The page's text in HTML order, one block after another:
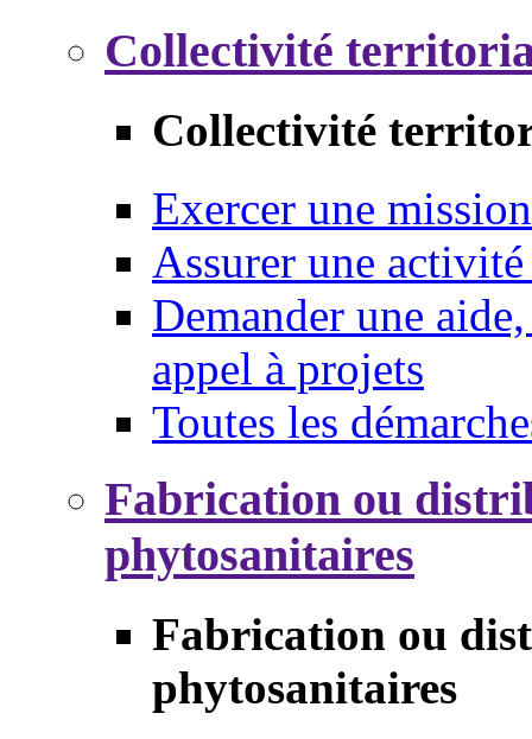
Collectivité
Collectivité
Exercer une mission
Assurer une
Demander une
appel à projets
Toutes les
Fabrication ou
phytosanitaires
Fabrication ou
phytosanitaires